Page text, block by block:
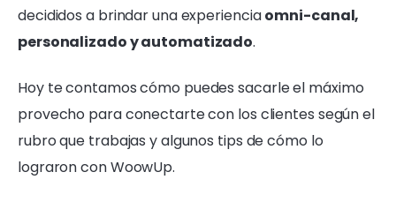
decididos a brindar una experienciaomni-canal,
personalizado y automatizado.
Hoy te contamos cómo puedes sacarle el máximo
provecho para conectarte con los clientes según el
rubro que trabajas y algunos tips de cómo lo
lograron con WoowUp.